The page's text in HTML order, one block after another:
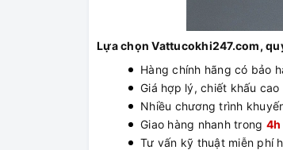
Lựa chọn Vattucokhi247.com,
Hàng chính hãng có bảo
Giá hợp lý, chiết khấu cao
Nhiều chương trình
Giao hàng nhanh trong 4h
Tư vấn kỹ thuật miễn phí